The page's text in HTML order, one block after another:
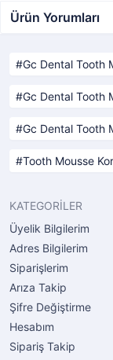
Ürün Yorumları
Gc Dental Tooth
Gc Dental Tooth
Gc Dental Tooth
Tooth Mousse
KATEGORİLER
Üyelik Bilgilerim
Adres Bilgilerim
Siparişlerim
Arıza Takip
Şifre Değiştirme
Hesabım
Sipariş Takip